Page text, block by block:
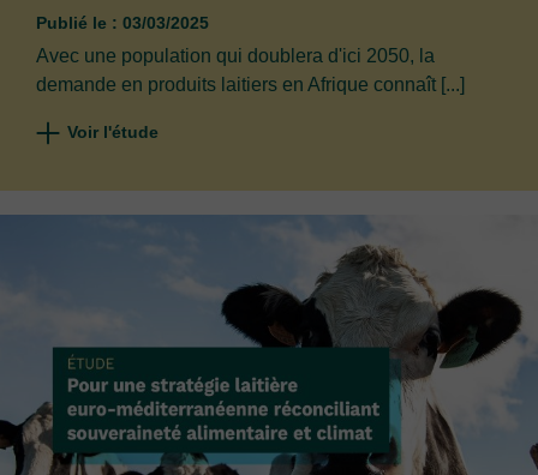
Publié le : 03/03/2025
Avec une population qui doublera d'ici 2050, la
demande en produits laitiers en Afrique connaît [...]
Voir l'étude